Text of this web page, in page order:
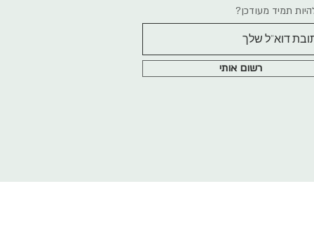
תמיד מעודכן?
רשום אותי